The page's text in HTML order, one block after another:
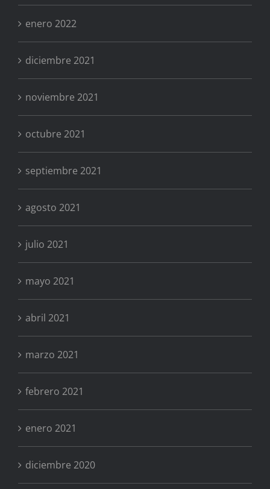
enero 2022
diciembre 2021
noviembre 2021
octubre 2021
septiembre 2021
agosto 2021
julio 2021
mayo 2021
abril 2021
marzo 2021
febrero 2021
enero 2021
diciembre 2020